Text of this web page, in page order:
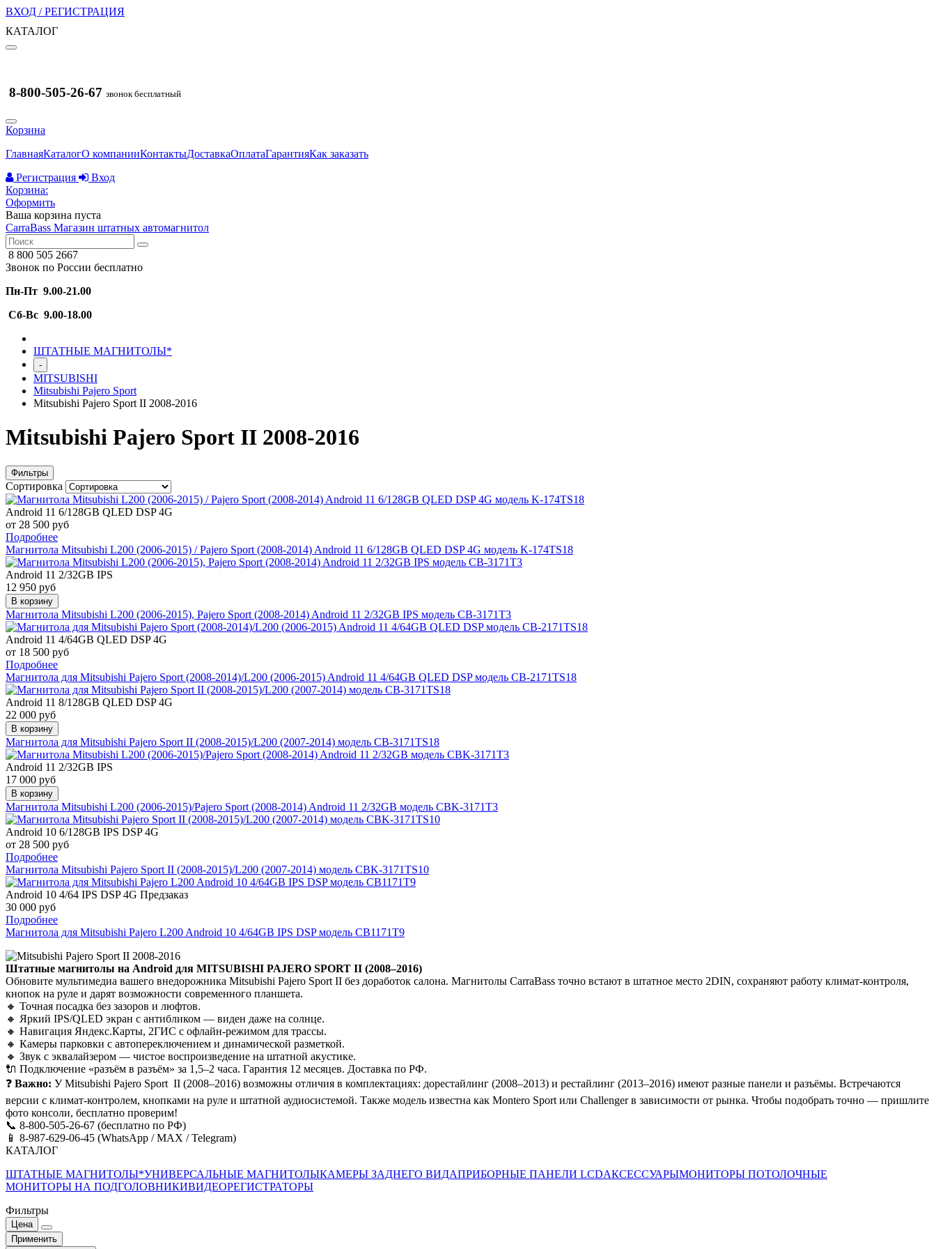
ВХОД / РЕГИСТРАЦИЯ
КАТАЛОГ
8-800-505-26-67 звонок бесплатный
Корзина
ГлавнаяКаталогО компанииКонтактыДоставкаОплатаГарантияКак заказать
Регистрация
Вход
Корзина:
Оформить
Ваша корзина пуста
CarraBass Магазин штатных автомагнитол
8 800 505 2667
Звонок по России бесплатно
Пн-Пт 9.00-21.00
Сб-Вс 9.00-18.00
ШТАТНЫЕ МАГНИТОЛЫ*
-
MITSUBISHI
Mitsubishi Pajero Sport
Mitsubishi Pajero Sport II 2008-2016
Mitsubishi Pajero Sport II 2008-2016
Фильтры
Сортировка
Android 11 6/128GB QLED DSP 4G
от 28 500 руб
Подробнее
Магнитола Mitsubishi L200 (2006-2015) / Pajero Sport (2008-2014) Android 11 6/128GB QLED DSP 4G модель K-174TS18
Android 11 2/32GB IPS
12 950 руб
В корзину
Магнитола Mitsubishi L200 (2006-2015), Pajero Sport (2008-2014) Android 11 2/32GB IPS модель CB-3171T3
Android 11 4/64GB QLED DSP 4G
от 18 500 руб
Подробнее
Магнитола для Mitsubishi Pajero Sport (2008-2014)/L200 (2006-2015) Android 11 4/64GB QLED DSP модель CB-2171TS18
Android 11 8/128GB QLED DSP 4G
22 000 руб
В корзину
Магнитола для Mitsubishi Pajero Sport II (2008-2015)/L200 (2007-2014) модель CB-3171TS18
Android 11 2/32GB IPS
17 000 руб
В корзину
Магнитола Mitsubishi L200 (2006-2015)/Pajero Sport (2008-2014) Android 11 2/32GB модель CBK-3171T3
Android 10 6/128GB IPS DSP 4G
от 28 500 руб
Подробнее
Магнитола Mitsubishi Pajero Sport II (2008-2015)/L200 (2007-2014) модель CBK-3171TS10
Android 10 4/64 IPS DSP 4G Предзаказ
30 000 руб
Подробнее
Магнитола для Mitsubishi Pajero L200 Android 10 4/64GB IPS DSP модель CB1171T9
Штатные магнитолы на Android для MITSUBISHI PAJERO SPORT II (2008–2016)
Обновите мультимедиа вашего внедорожника Mitsubishi Pajero Sport II без доработок салона. Магнитолы CarraBass точно встают в штатное место 2DIN, сохраняют работу климат-контроля,
кнопок на руле и дарят возможности современного планшета.
🔸 Точная посадка без зазоров и люфтов.
🔸 Яркий IPS/QLED экран с антибликом — виден даже на солнце.
🔸 Навигация Яндекс.Карты, 2ГИС с офлайн-режимом для трассы.
🔸 Камеры парковки с автопереключением и динамической разметкой.
🔸 Звук с эквалайзером — чистое воспроизведение на штатной акустике.
🔌 Подключение «разъём в разъём» за 1,5–2 часа. Гарантия 12 месяцев. Доставка по РФ.
❓ Важно: У Mitsubishi Pajero Sport II (2008–2016) возможны отличия в комплектациях: дорестайлинг (2008–2013) и рестайлинг (2013–2016) имеют разные панели и разъёмы. Встречаются
версии с климат-контролем, кнопками на руле и штатной аудиосистемой. Также модель известна как Montero Sport или Challenger в зависимости от рынка. Чтобы подобрать точно — пришлите
фото консоли, бесплатно проверим!
📞 8-800-505-26-67 (бесплатно по РФ)
📱 8-987-629-06-45 (WhatsApp / MAX / Telegram)
КАТАЛОГ
ШТАТНЫЕ МАГНИТОЛЫ*УНИВЕРСАЛЬНЫЕ МАГНИТОЛЫКАМЕРЫ ЗАДНЕГО ВИДАПРИБОРНЫЕ ПАНЕЛИ LCDАКСЕССУАРЫМОНИТОРЫ ПОТОЛОЧНЫЕ
МОНИТОРЫ НА ПОДГОЛОВНИКИВИДЕОРЕГИСТРАТОРЫ
Фильтры
Цена
Применить